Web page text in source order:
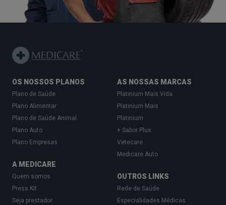
OS NOSSOS PLANOS
Plano de Saúde
Plano Alimentar
Plano de Saúde Animal
Plano Auto
Plano Empresas
A MEDICARE
Quem somos
Press Kit
Seja prestador
AS NOSSAS MARCAS
Platinium Mais Vida
Platinium Mais
Platinium
+ Sabor Plus
Vetecare
Medicare Auto
OUTROS LINKS
Rede de Saúde
Especialidades Médicas